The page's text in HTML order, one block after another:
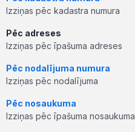
Izziņas pēc kadastra numura
Pēc adreses
Izziņas pēc īpašuma adreses
Pēc nodalījuma numura
Izziņas pēc nodalījuma
Pēc nosaukuma
Izziņas pēc īpašuma nosaukuma